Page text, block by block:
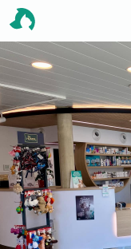
Find a vet
Features
FAQ